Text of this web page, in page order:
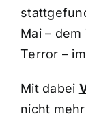
Mai –
Terror –
Mit dabei
nicht